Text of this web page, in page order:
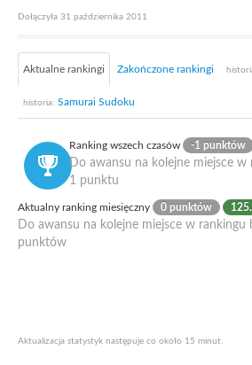
Dołączyła 31 października 2011
Aktualne rankingi Zakończone rankingi
historia: Samurai Sudoku
Ranking wszech czasów -1 punktów
Do awansu na kolejne miejsce
1 punktu
Aktualny ranking miesięczny 0 punktów
Do awansu na kolejne miejsce w rankingu
punktów
Aktualizacja statystyk następuje co około 15 minut.